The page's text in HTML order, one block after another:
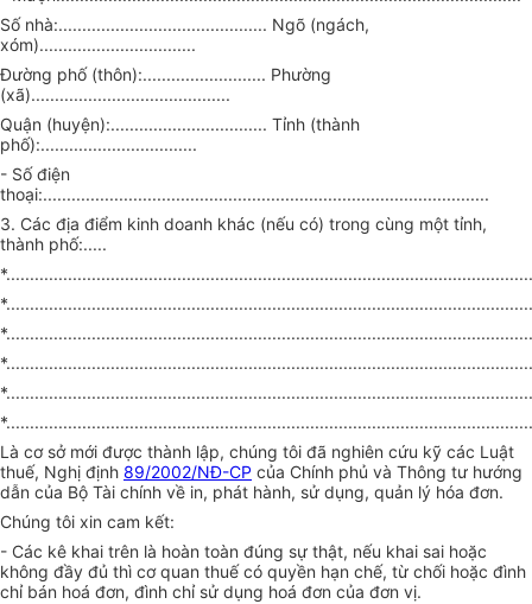
Số nhà:............................................ Ngõ (ngách,
xóm).................................
Đường phố (thôn):.......................... Phường
(xã)..........................................
Quận (huyện):................................. Tỉnh (thành
phố):.................................
- Số điện
thoại:..............................................................................................
3. Các địa điểm kinh doanh khác (nếu có) trong cùng một tỉnh,
thành phố:.....
Là cơ sở mới được thành lập, chúng tôi đã nghiên cứu kỹ các Luật
thuế, Nghị định 89/2002/NĐ-CP của Chính phủ và Thông tư hướng
dẫn của Bộ Tài chính về in, phát hành, sử dụng, quản lý hóa đơn.
Chúng tôi xin cam kết:
- Các kê khai trên là hoàn toàn đúng sự thật, nếu khai sai hoặc
không đầy đủ thì cơ quan thuế có quyền hạn chế, từ chối hoặc đình
chỉ bán hoá đơn, đình chỉ sử dụng hoá đơn của đơn vị.